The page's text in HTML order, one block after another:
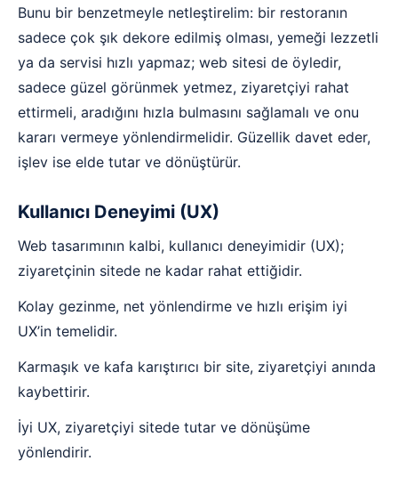
Bunu bir benzetmeyle netleştirelim: bir restoranın
sadece çok şık dekore edilmiş olması, yemeği lezzetli
ya da servisi hızlı yapmaz; web sitesi de öyledir,
sadece güzel görünmek yetmez, ziyaretçiyi rahat
ettirmeli, aradığını hızla bulmasını sağlamalı ve onu
kararı vermeye yönlendirmelidir. Güzellik davet eder,
işlev ise elde tutar ve dönüştürür.
Kullanıcı Deneyimi (UX)
Web tasarımının kalbi, kullanıcı deneyimidir (UX);
ziyaretçinin sitede ne kadar rahat ettiğidir.
Kolay gezinme, net yönlendirme ve hızlı erişim iyi
UX’in temelidir.
Karmaşık ve kafa karıştırıcı bir site, ziyaretçiyi anında
kaybettirir.
İyi UX, ziyaretçiyi sitede tutar ve dönüşüme
yönlendirir.